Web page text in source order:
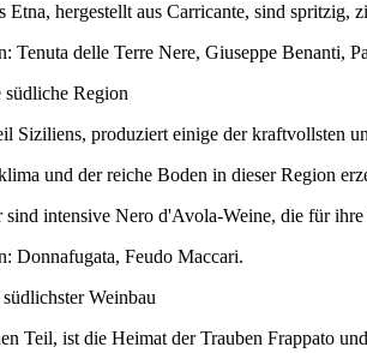
Etna, hergestellt aus Carricante, sind
Tenuta delle Terre Nere, Giuseppe Benanti,
südliche Region
Siziliens, produziert einige der kraftvollsten
und der reiche Boden in dieser Region
sind intensive Nero d'Avola-Weine, die für
Donnafugata, Feudo Maccari.
Weinbau
Teil, ist die Heimat der Trauben Frappato